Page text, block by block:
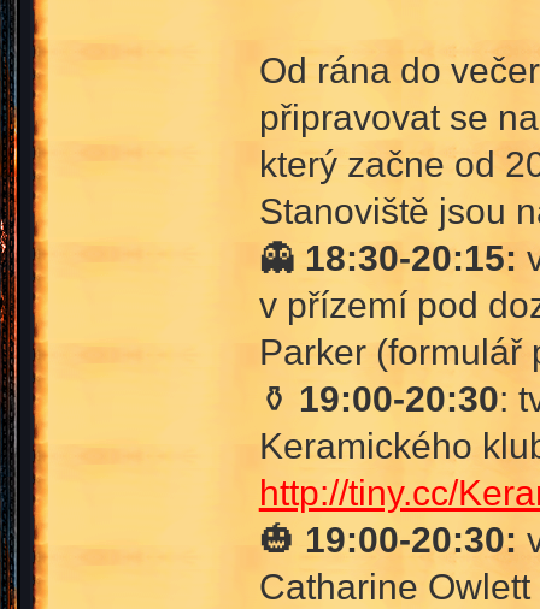
Od rána do
připravovat se
který začne od
Stanoviště jsou
👻 18:30-20:15:
v přízemí pod
Parker (formulář
⚱️ 19:00-20:30:
Keramického
http://tiny.cc/
🎃 19:00-20:30:
Catharine